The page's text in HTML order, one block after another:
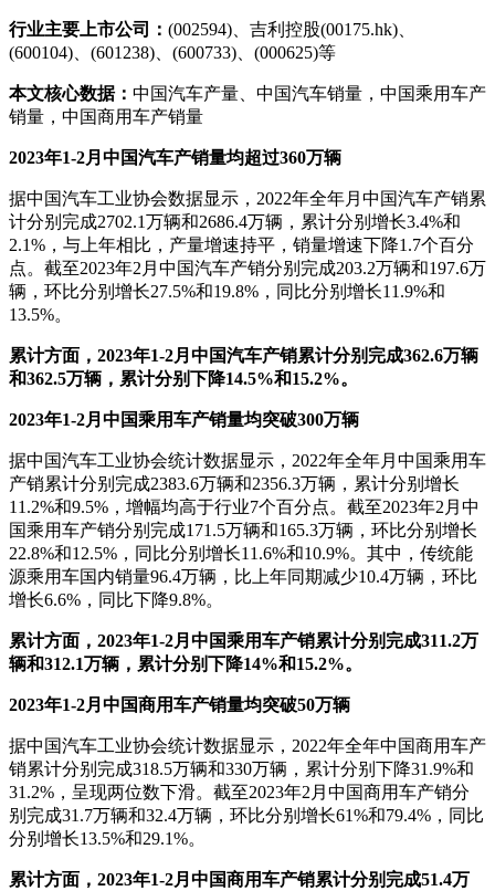
行业主要上市公司： (002594)、吉利控股(00175.hk)、
(600104)、(601238)、(600733)、(000625)等
本文核心数据： 中国汽车产量、中国汽车销量，中国乘用车产
销量，中国商用车产销量
2023年1-2月中国汽车产销量均超过360万辆
据中国汽车工业协会数据显示，2022年全年月中国汽车产销累
计分别完成2702.1万辆和2686.4万辆，累计分别增长3.4%和
2.1%，与上年相比，产量增速持平，销量增速下降1.7个百分
点。截至2023年2月中国汽车产销分别完成203.2万辆和197.6万
辆，环比分别增长27.5%和19.8%，同比分别增长11.9%和
13.5%。
累计方面，2023年1-2月中国汽车产销累计分别完成362.6万辆
和362.5万辆，累计分别下降14.5%和15.2%。
2023年1-2月中国乘用车产销量均突破300万辆
据中国汽车工业协会统计数据显示，2022年全年月中国乘用车
产销累计分别完成2383.6万辆和2356.3万辆，累计分别增长
11.2%和9.5%，增幅均高于行业7个百分点。截至2023年2月中
国乘用车产销分别完成171.5万辆和165.3万辆，环比分别增长
22.8%和12.5%，同比分别增长11.6%和10.9%。其中，传统能
源乘用车国内销量96.4万辆，比上年同期减少10.4万辆，环比
增长6.6%，同比下降9.8%。
累计方面，2023年1-2月中国乘用车产销累计分别完成311.2万
辆和312.1万辆，累计分别下降14%和15.2%。
2023年1-2月中国商用车产销量均突破50万辆
据中国汽车工业协会统计数据显示，2022年全年中国商用车产
销累计分别完成318.5万辆和330万辆，累计分别下降31.9%和
31.2%，呈现两位数下滑。截至2023年2月中国商用车产销分
别完成31.7万辆和32.4万辆，环比分别增长61%和79.4%，同比
分别增长13.5%和29.1%。
累计方面，2023年1-2月中国商用车产销累计分别完成51.4万